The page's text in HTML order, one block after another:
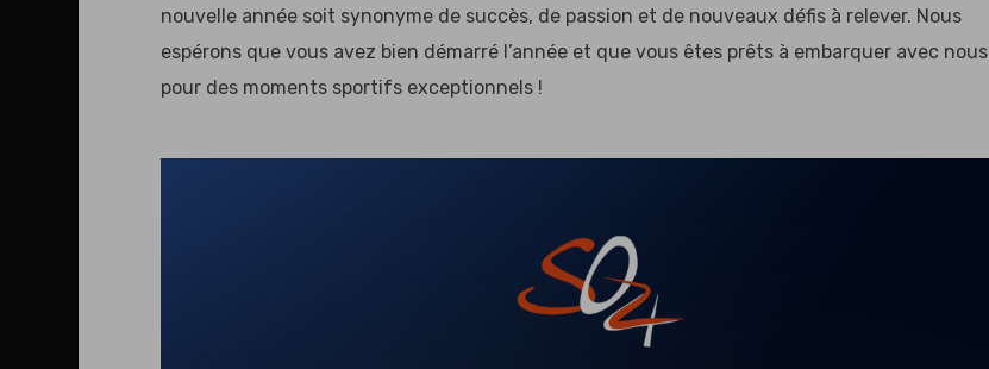
nouvelle année soit synonyme de succès, de passion et de nouveaux défis à relever. Nous
espérons que vous avez bien démarré l’année et que vous êtes prêts à embarquer avec nous
pour des moments sportifs exceptionnels !